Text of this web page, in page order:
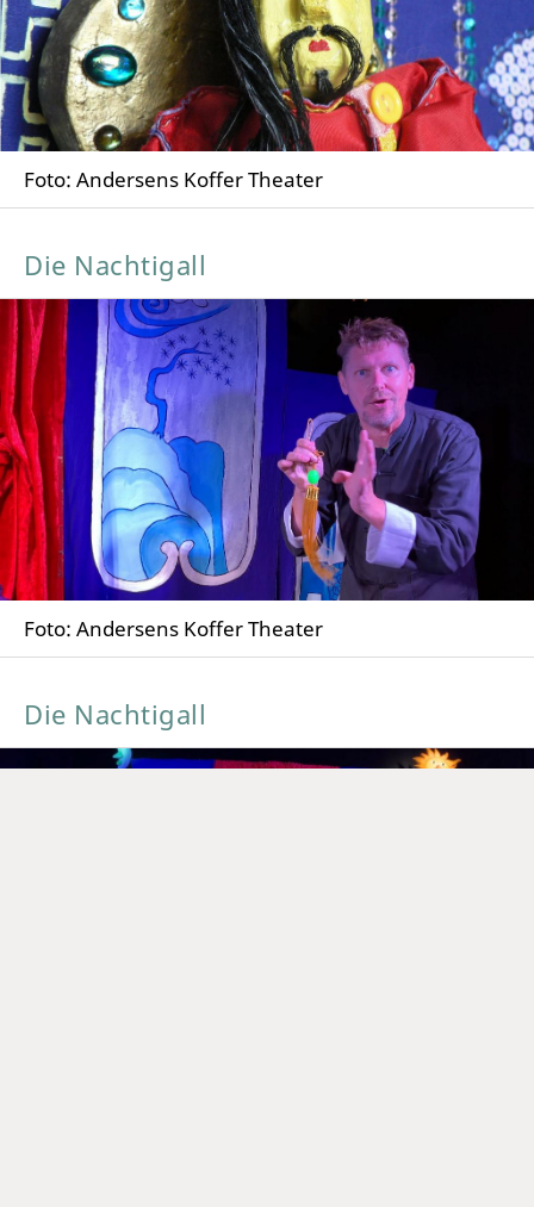
Foto: Andersens Koffer Theater
Die Nachtigall
Foto: Andersens Koffer Theater
Die Nachtigall